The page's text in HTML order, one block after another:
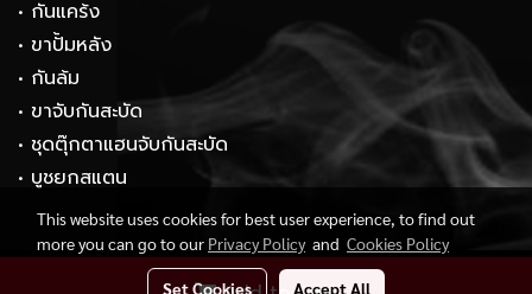
• กันแคร้ง
• ขาปั้มหลัง
• กันล้ม
• ขาจับกันสะบัด
• ชุดตุ๊กตาแฮนจับกันสะบัด
• บูชยกสแตน
Copyright 2017 by rsvracing.com
This website uses cookies for best user experience, to find out
more you can go to our Privacy Policyand Cookies Policy
Set Cookies Accept All